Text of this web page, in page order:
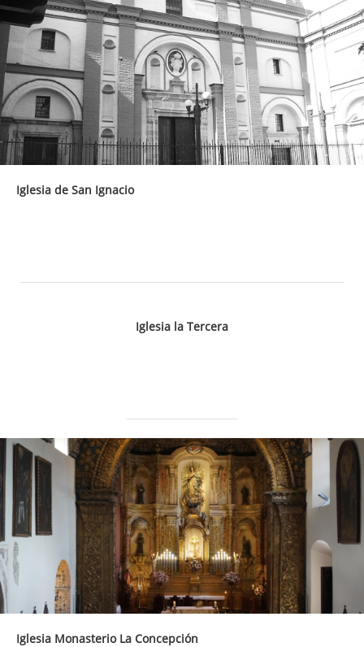
Iglesia de San Ignacio
Iglesia la Tercera
Iglesia Monasterio La Concepción